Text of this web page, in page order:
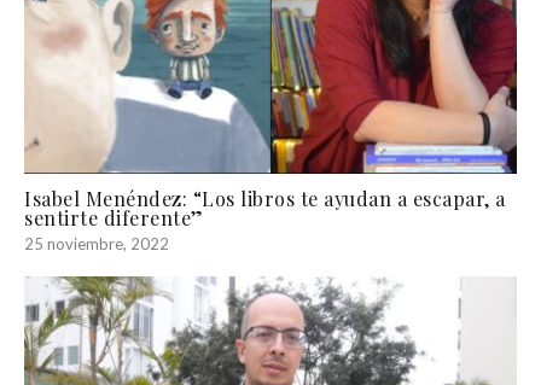
Isabel Menéndez: “Los libros te ayudan a escapar, a
sentirte diferente”
25 noviembre, 2022